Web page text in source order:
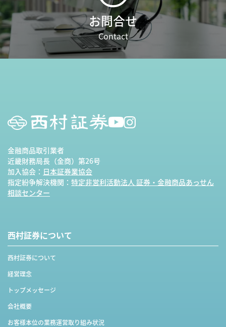
お問合せ
Contact
金融商品取引業者
近畿財務局長（金商）第26号
加入協会： 日本証券業協会
指定紛争解決機関： 特定非営利活動法人 証券・金融商品あっせん
相談センター
西村証券について
西村証券について
経営理念
トップメッセージ
会社概要
お客様本位の業務運営取り組み状況